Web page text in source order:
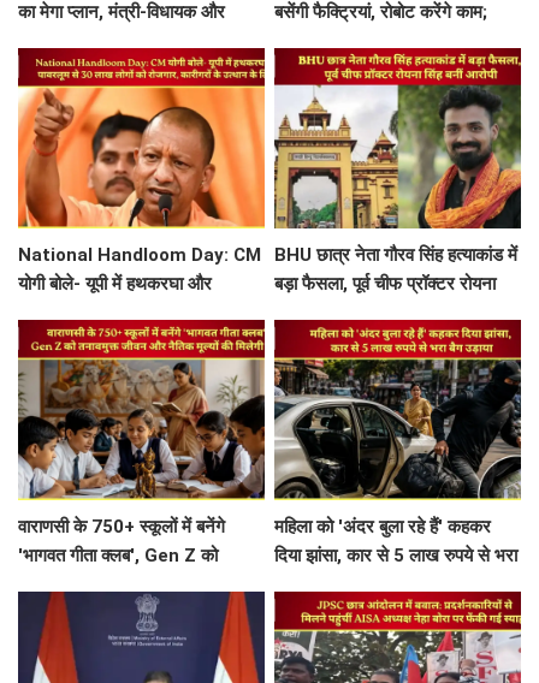
का मेगा प्लान, मंत्री-विधायक और
बसेंगी फैक्ट्रियां, रोबोट करेंगे काम;
SpaceX
National Handloom Day: CM
योगी बोले- यूपी में हथकरघा और
कारीगरों के उत्थान के लिए...
BHU छात्र नेता गौरव सिंह हत्याकांड में
बड़ा फैसला, पूर्व चीफ प्रॉक्टर रोयना
वाराणसी के 750+ स्कूलों में बनेंगे
'भागवत गीता क्लब', Gen Z को
मिलेगी सीख
महिला को 'अंदर बुला रहे हैं' कहकर
दिया झांसा, कार से 5 लाख रुपये से भरा